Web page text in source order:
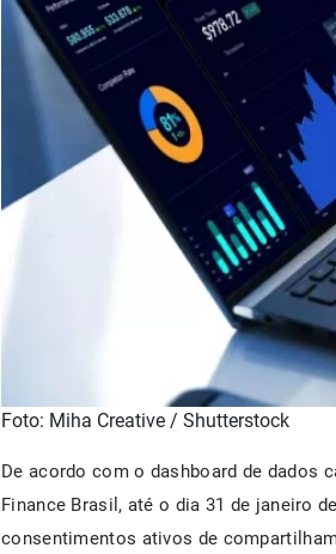
Foto: Miha Creative / Shutterstock
De acordo com o dashboard de dados
Finance Brasil, até o dia 31 de janeiro
consentimentos ativos de